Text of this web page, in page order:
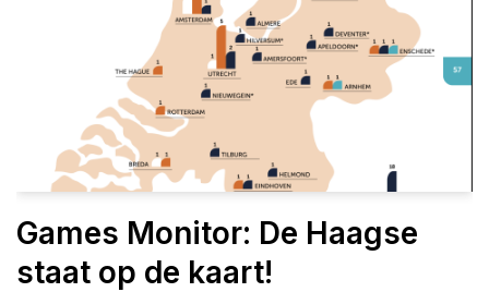
Games Monitor: De Haagse
staat op de kaart!